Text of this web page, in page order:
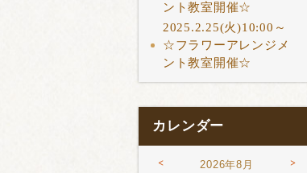
ント教室開催☆
2025.2.25(火)10:00～
☆フラワーアレンジメ
ント教室開催☆
カレンダー
< 2026年8月 >